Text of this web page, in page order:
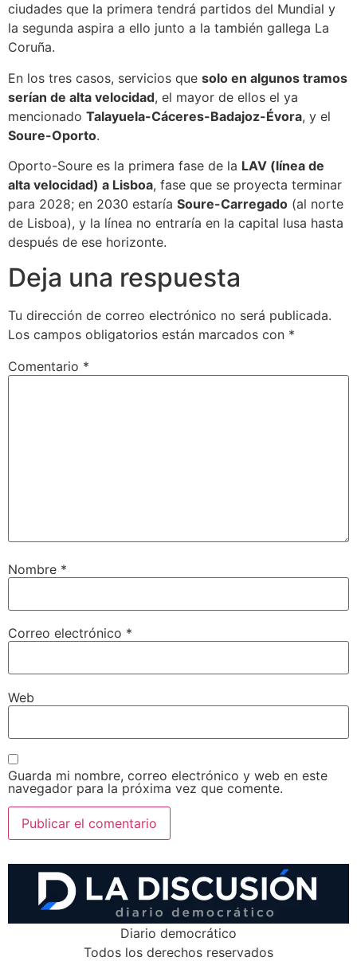
ciudades que la primera tendrá partidos del Mundial y
la segunda aspira a ello junto a la también gallega La
Coruña.
En los tres casos, servicios que solo en algunos tramos
serían de alta velocidad, el mayor de ellos el ya
mencionado Talayuela-Cáceres-Badajoz-Évora, y el
Soure-Oporto.
Oporto-Soure es la primera fase de la LAV (línea de
alta velocidad) a Lisboa, fase que se proyecta terminar
para 2028; en 2030 estaría Soure-Carregado (al norte
de Lisboa), y la línea no entraría en la capital lusa hasta
después de ese horizonte.
Deja una respuesta
Tu dirección de correo electrónico no será publicada.
Los campos obligatorios están marcados con *
Comentario *
Nombre *
Correo electrónico *
Web
Guarda mi nombre, correo electrónico y web en este
navegador para la próxima vez que comente.
Diario democrático
Todos los derechos reservados